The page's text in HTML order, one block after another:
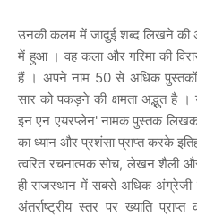
उनकी कलम में जादुई शब्द लिखने की
में हुआ । वह कला और गरिमा की
हैं । अपने नाम 50 से अधिक
सार को पकड़ने की क्षमता अद्भुत है
इन एन एयरप्लेन' नामक पुस्तक लिखकर
का ध्यान और प्रशंसा प्राप्त करके
त्वरित रचनात्मक सोच, लेखन शैली
ही राजस्थान में सबसे अधिक अंग्रेजी
अंतर्राष्ट्रीय स्तर पर ख्याति